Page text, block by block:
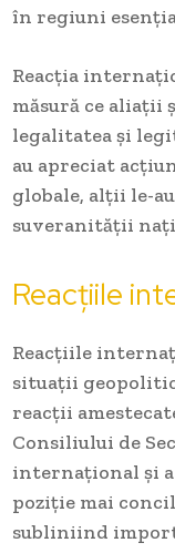
în regiuni
Reacția
măsură ce aliații
legalitatea și
au apreciat
globale, alții le-
suveranității
Reacțiile
Reacțiile
situații
reacții
Consiliului de
internațional și
poziție mai
subliniind